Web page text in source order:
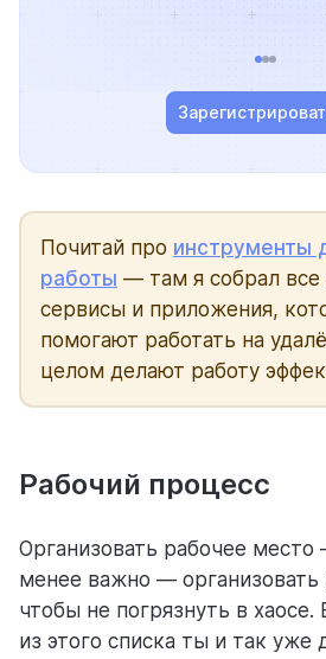
Почитай про инструменты
работы — там я собрал все
сервисы и приложения,
помогают работать на
целом делают работу
Рабочий процесс
Организовать рабочее
менее важно — организовать
чтобы не погрязнуть в
из этого списка ты и так